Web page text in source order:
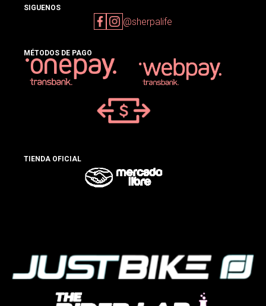
SIGUENOS
@sherpalife
MÉTODOS DE PAGO
TIENDA OFICIAL